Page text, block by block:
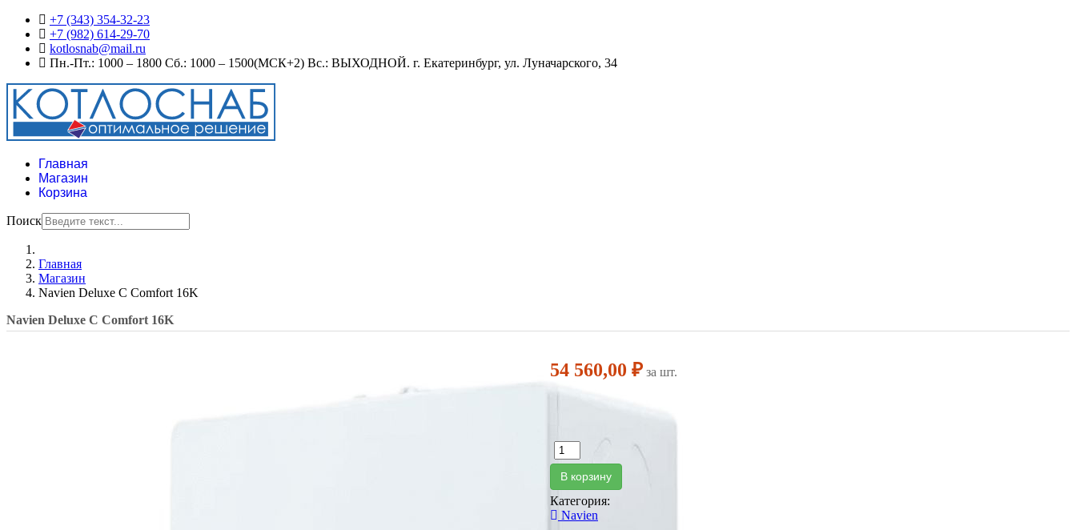
+7 (343) 354-32-23
+7 (982) 614-29-70
kotlosnab@mail.ru
Пн.-Пт.: 1000 – 1800 Сб.: 1000 – 1500(МСК+2) Вс.: ВЫХОДНОЙ. г. Екатеринбург, ул. Луначарского, 34
Главная
Магазин
Корзина
Поиск
Главная
Магазин
Navien Deluxe C Comfort 16K
Navien Deluxe C Comfort 16K
54 560,00 ₽ за шт.
В корзину
Категория:
Navien